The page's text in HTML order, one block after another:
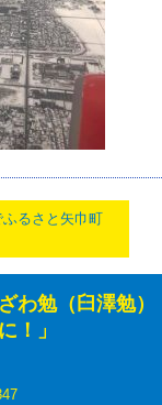
るさと矢巾町
勉（臼澤勉）
！」